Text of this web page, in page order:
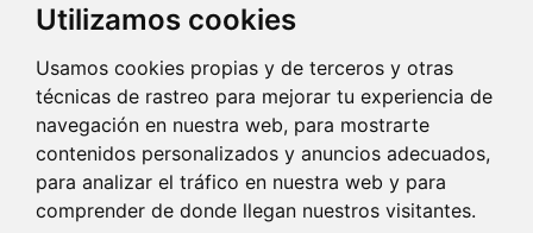
Utilizamos cookies
Usamos cookies propias y de terceros y otras
técnicas de rastreo para mejorar tu experiencia de
navegación en nuestra web, para mostrarte
contenidos personalizados y anuncios adecuados,
para analizar el tráfico en nuestra web y para
comprender de donde llegan nuestros visitantes.
portaldetuciudad.com
Aviso Legal - Política de Privacidad - Política de Cookies - Control
de Cookies